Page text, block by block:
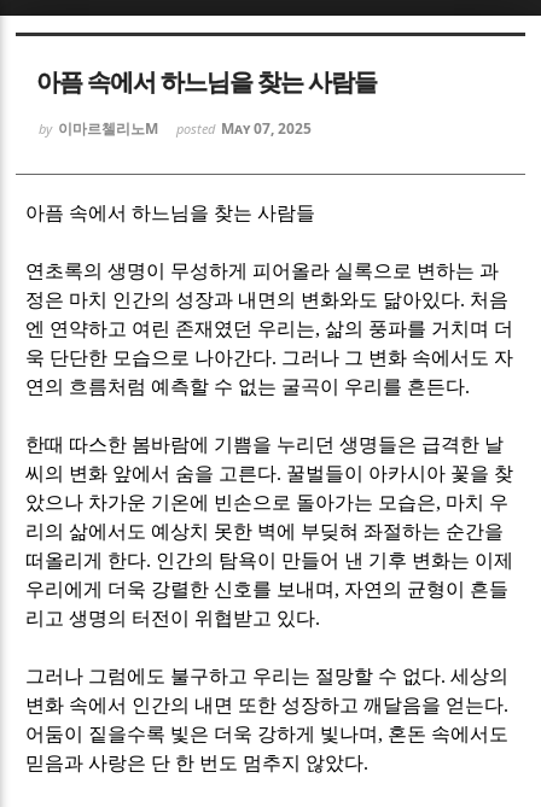
아픔 속에서 하느님을 찾는 사람들
by 이마르첼리노M posted May 07, 2025
아픔 속에서 하느님을 찾는 사람들
연초록의 생명이 무성하게 피어올라 실록으로 변하는 과
정은 마치 인간의 성장과 내면의 변화와도 닮아있다. 처음
엔 연약하고 여린 존재였던 우리는,삶의 풍파를 거치며 더
욱 단단한 모습으로 나아간다. 그러나 그 변화 속에서도 자
연의 흐름처럼 예측할 수 없는 굴곡이 우리를 흔든다.
한때 따스한 봄바람에 기쁨을 누리던 생명들은 급격한 날
씨의 변화 앞에서 숨을 고른다. 꿀벌들이 아카시아 꽃을 찾
았으나 차가운 기온에 빈손으로 돌아가는 모습은, 마치 우
리의 삶에서도 예상치 못한 벽에 부딪혀 좌절하는 순간을
떠올리게 한다. 인간의 탐욕이 만들어 낸 기후 변화는 이제
우리에게 더욱 강렬한 신호를 보내며 , 자연의 균형이 흔들
리고 생명의 터전이 위협받고 있다.
그러나 그럼에도 불구하고 우리는 절망할 수 없다.세상의
변화 속에서 인간의 내면 또한 성장하고 깨달음을 얻는다.
어둠이 짙을수록 빛은 더욱 강하게 빛나며 , 혼돈 속에서도
믿음과 사랑은 단 한 번도 멈추지 않았다.
Sketchbook5, 스케치북5
Sketchbook5, 스케치북5
Sketchbook5, 스케치북5
Sketchbook5, 스케치북5